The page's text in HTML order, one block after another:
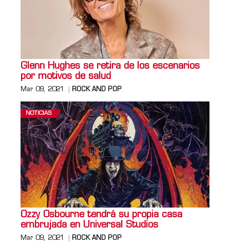
Glenn Hughes se retira de los escenarios
por motivos de salud
Mar 09, 2021 ROCK AND POP
NOTICIAS
Ozzy Osbourne tendrá su propia casa
embrujada en Universal Studios
Mar 09, 2021 ROCK AND POP